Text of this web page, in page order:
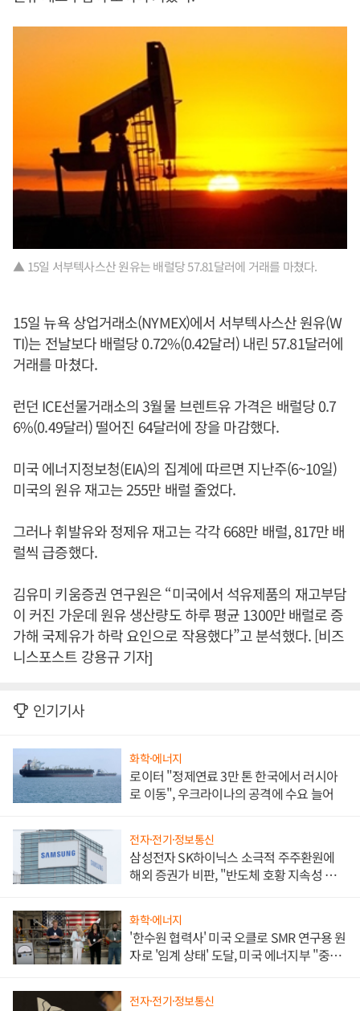
▲ 15일 서부텍사스산 원유는 배럴당 57.81달러에 거래를 마쳤다.
15일 뉴욕 상업거래소(NYMEX)에서 서부텍사스산 원유(W
TI)는 전날보다 배럴당 0.72%(0.42달러) 내린 57.81달러에
거래를 마쳤다.
런던 ICE선물거래소의 3월물 브렌트유 가격은 배럴당 0.7
6%(0.49달러) 떨어진 64달러에 장을 마감했다.
미국 에너지정보청(EIA)의 집계에 따르면 지난주(6~10일)
미국의 원유 재고는 255만 배럴 줄었다.
그러나 휘발유와 정제유 재고는 각각 668만 배럴, 817만 배
럴씩 급증했다.
김유미 키움증권 연구원은 “미국에서 석유제품의 재고부담
이 커진 가운데 원유 생산량도 하루 평균 1300만 배럴로 증
가해 국제유가 하락 요인으로 작용했다”고 분석했다. [비즈
니스포스트 강용규 기자]
인기기사
화학·에너지
로이터 "정제연료 3만 톤 한국에서 러시아
로 이동", 우크라이나의 공격에 수요 늘어
전자·전기·정보통신
삼성전자 SK하이닉스 소극적 주주환원에
해외 증권가 비판, "반도체 호황 지속성 의
화학·에너지
'한수원 협력사' 미국 오클로 SMR 연구용 원
자로 '임계 상태' 도달, 미국 에너지부 "중요
전자·전기·정보통신